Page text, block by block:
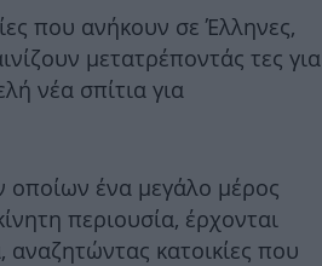
που ανήκουν σε Έλληνες,
μετατρέποντάς τες για
νέα σπίτια για
οποίων ένα μεγάλο μέρος
περιουσία, έρχονται
κατοικίες που